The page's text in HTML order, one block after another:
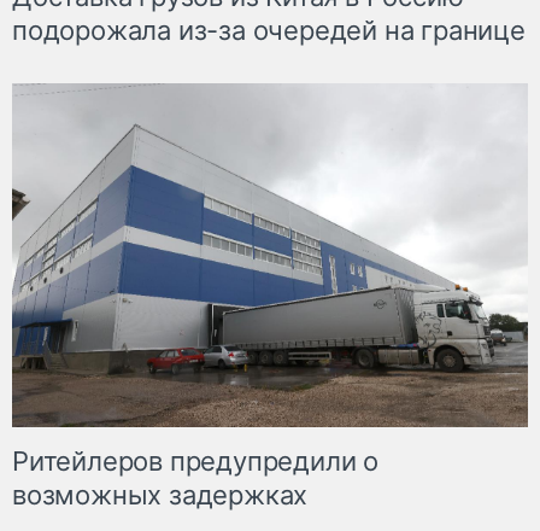
подорожала из-за очередей на границе
Ритейлеров предупредили о
возможных задержках